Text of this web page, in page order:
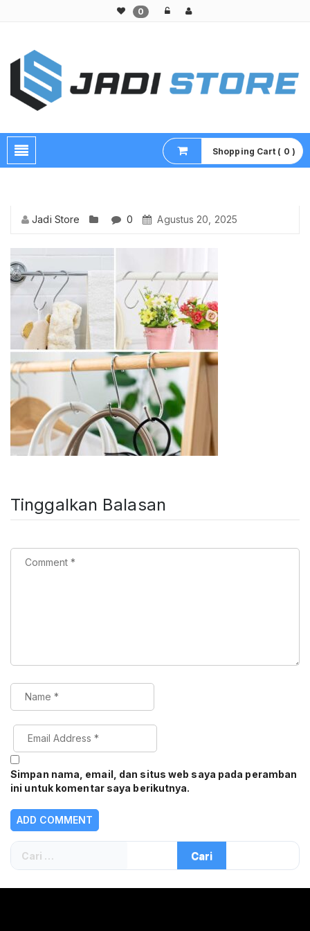
0
Shopping Cart ( 0 )
Jadi Store 0 Agustus 20, 2025
Tinggalkan Balasan
Simpan nama, email, dan situs web saya pada peramban
ini untuk komentar saya berikutnya.
Cari
untuk: